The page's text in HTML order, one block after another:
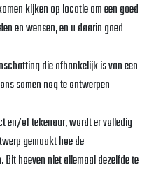
kijken op locatie om een goed
en wensen, en u daarin goed
die afhankelijk is van een
samen nog te ontwerpen
en/of tekenaar, wordt er volledig
gemaakt hoe de
hoeven niet allemaal dezelfde te